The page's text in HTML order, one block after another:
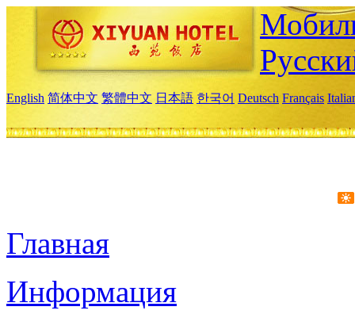
English 简体中文 繁體中文 日本語 한국어 Deutsch Français
Главная
Информация